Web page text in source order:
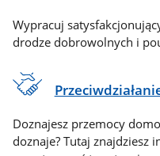
Wypracuj
drodze dobrowolnych i
Doznajesz przemocy
doznaje? Tutaj znajdziesz